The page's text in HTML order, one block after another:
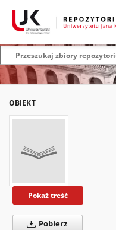
OBIEKT
Pokaż treść
Pobierz